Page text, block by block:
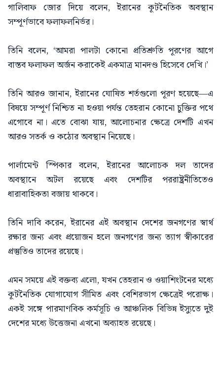
গালিবাফ জোর দিয়ে বলেন, ইরানের কূটনৈতিক অবস্থান
সম্পূর্ণভাবে ফলাফলনির্ভর।
তিনি বলেন, ‘আমরা পালটা কোনো প্রতিশ্রুতি পূরণের আগে
বাস্তব ফলাফল অর্জন করাকেই একমাত্র মানদণ্ড হিসেবে দেখি।’
তিনি আরও জানান, ইরানের ঘোষিত শর্তগুলো পূরণ হয়েছে—এ
বিষয়ে সম্পূর্ণ নিশ্চিত না হওয়া পর্যন্ত তেহরান কোনো চুক্তির পথে
এগোবে না। এতে বোঝা যায়, আলোচনার ক্ষেত্রে দেশটি এখন
আরও সতর্ক ও কঠোর অবস্থান নিয়েছে।
পার্লামেন্ট স্পিকার বলেন, ইরানের আলোচক দল তাদের
অবস্থানে অটল রয়েছে এবং দেশটির পররাষ্ট্রনীতিতেও
ধারাবাহিকতা বজায় থাকবে।
তিনি দাবি করেন, ইরানের এই অবস্থান দেশের জনগণের স্বার্থ
রক্ষার জন্য এবং প্রয়োজন হলে জনগণের জন্য ত্যাগ স্বীকারের
প্রস্তুতিও তাদের রয়েছে।
এমন সময়ে এই বক্তব্য এলো, যখন তেহরান ও ওয়াশিংটনের মধ্যে
কূটনৈতিক যোগাযোগ সীমিত এবং বেশিরভাগ ক্ষেত্রেই পরোক্ষ।
একই সঙ্গে পারমাণবিক কর্মসূচি ও আঞ্চলিক বিভিন্ন ইস্যুতে দুই
দেশের মধ্যে উত্তেজনা এখনো অব্যাহত রয়েছে।